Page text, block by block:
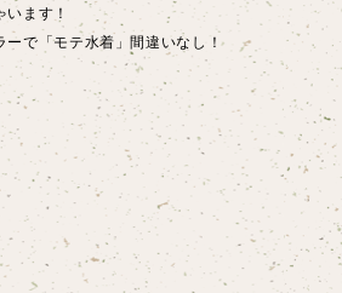
ます！
ーで「モテ水着」間違いなし！